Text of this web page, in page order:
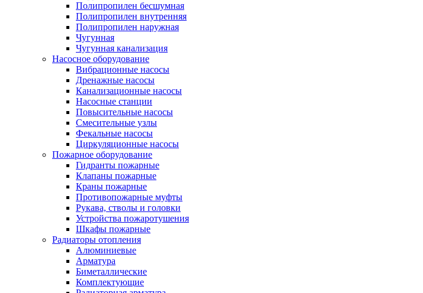
Полипропилен бесшумная
Полипропилен внутренняя
Полипропилен наружная
Чугунная
Чугунная канализация
Насосное оборудование
Вибрационные насосы
Дренажные насосы
Канализационные насосы
Насосные станции
Повысительные насосы
Смесительные узлы
Фекальные насосы
Циркуляционные насосы
Пожарное оборудование
Гидранты пожарные
Клапаны пожарные
Краны пожарные
Противопожарные муфты
Рукава, стволы и головки
Устройства пожаротушения
Шкафы пожарные
Радиаторы отопления
Алюминиевые
Арматура
Биметаллические
Комплектующие